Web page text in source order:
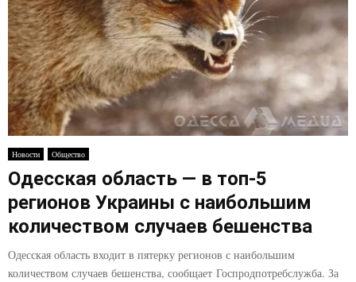
Новости Общество
Одесская область — в топ-5
регионов Украины с наибольшим
количеством случаев бешенства
Одесская область входит в пятерку регионов с наибольшим
количеством случаев бешенства, сообщает Госпродпотребслужба. За